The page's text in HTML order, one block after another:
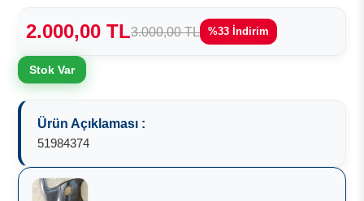
2.000,00 TL3.000,00 TL %33 İndirim
Stok Var
Ürün Açıklaması :
51984374